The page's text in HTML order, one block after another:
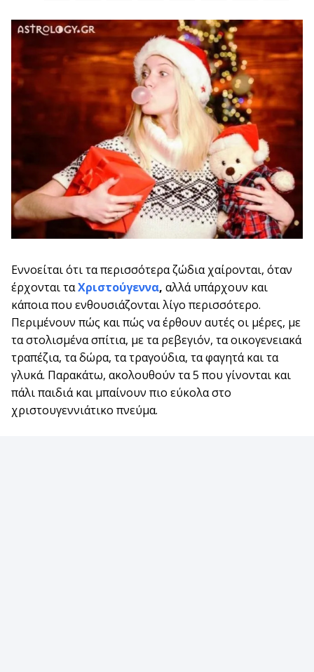
Εννοείται ότι τα περισσότερα ζώδια χαίρονται, όταν
έρχονται ταΧριστούγεννα, αλλά υπάρχουν και
κάποια που ενθουσιάζονται λίγο περισσότερο.
Περιμένουν πώς και πώς να έρθουν αυτές οι μέρες, με
τα στολισμένα σπίτια, με τα ρεβεγιόν, τα οικογενειακά
τραπέζια, τα δώρα, τα τραγούδια, τα φαγητά και τα
γλυκά. Παρακάτω, ακολουθούν τα 5 που γίνονται και
πάλι παιδιά και μπαίνουν πιο εύκολα στο
χριστουγεννιάτικο πνεύμα.